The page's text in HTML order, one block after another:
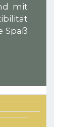
mit
Spaß